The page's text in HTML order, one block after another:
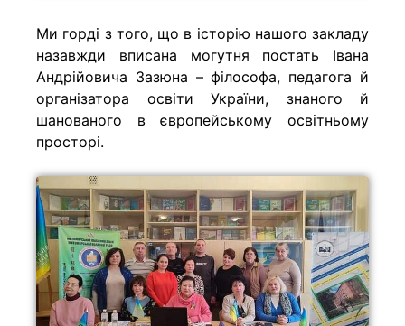
Ми горді з того, що в історію нашого закладу
назавжди вписана могутня постать Івана
Андрійовича Зазюна – філософа, педагога й
організатора освіти України, знаного й
шанованого в європейському освітньому
просторі.